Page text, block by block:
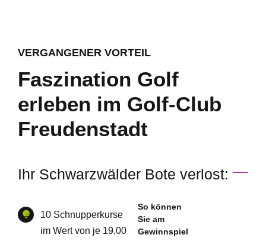
VERGANGENER VORTEIL
Faszination Golf
erleben im Golf-Club
Freudenstadt
Ihr Schwarzwälder Bote verlost:
10 Schnupperkurse
im Wert von je 19,00
So können
Sie am
Gewinnspiel